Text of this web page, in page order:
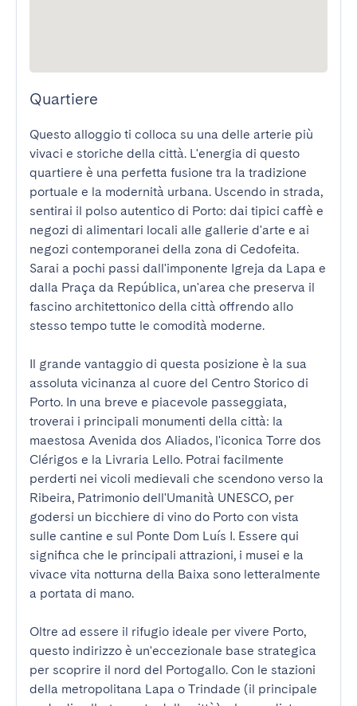
Quartiere
Questo alloggio ti colloca su una delle arterie più
vivaci e storiche della città. L'energia di questo
quartiere è una perfetta fusione tra la tradizione
portuale e la modernità urbana. Uscendo in strada,
sentirai il polso autentico di Porto: dai tipici caffè e
negozi di alimentari locali alle gallerie d'arte e ai
negozi contemporanei della zona di Cedofeita.
Sarai a pochi passi dall'imponente Igreja da Lapa e
dalla Praça da República, un'area che preserva il
fascino architettonico della città offrendo allo
stesso tempo tutte le comodità moderne.
Il grande vantaggio di questa posizione è la sua
assoluta vicinanza al cuore del Centro Storico di
Porto. In una breve e piacevole passeggiata,
troverai i principali monumenti della città: la
maestosa Avenida dos Aliados, l'iconica Torre dos
Clérigos e la Livraria Lello. Potrai facilmente
perderti nei vicoli medievali che scendono verso la
Ribeira, Patrimonio dell'Umanità UNESCO, per
godersi un bicchiere di vino do Porto con vista
sulle cantine e sul Ponte Dom Luís I. Essere qui
significa che le principali attrazioni, i musei e la
vivace vita notturna della Baixa sono letteralmente
a portata di mano.
Oltre ad essere il rifugio ideale per vivere Porto,
questo indirizzo è un'eccezionale base strategica
per scoprire il nord del Portogallo. Con le stazioni
della metropolitana Lapa o Trindade (il principale